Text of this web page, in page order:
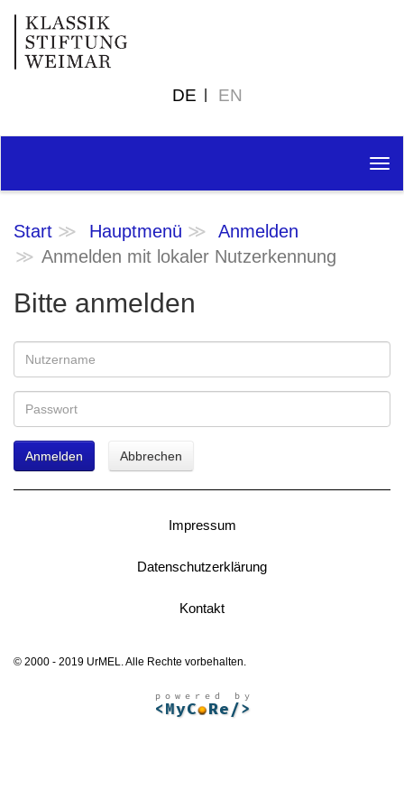
DE EN
Start Hauptmenü
Anmelden
Anmelden mit lokaler Nutzerkennung
Bitte anmelden
Anmelden Abbrechen
Impressum
Datenschutzerklärung
Kontakt
© 2000 - 2019 UrMEL. Alle Rechte vorbehalten.